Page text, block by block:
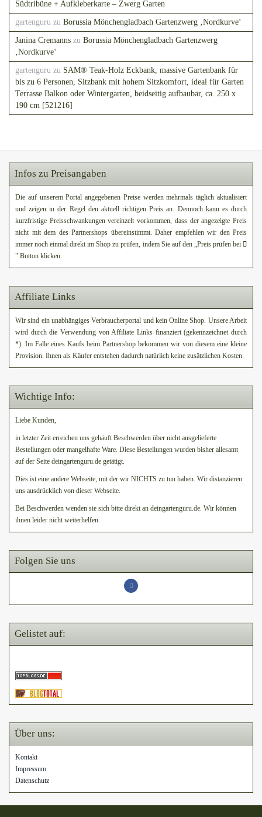
Südtribüne + Aufkleberkarte – Zwerg Garten
gartenguru zu Borussia Mönchengladbach Gartenzwerg ‚Nordkurve‘
Janina Cremanns zu Borussia Mönchengladbach Gartenzwerg
‚Nordkurve‘
gartenguru zu SAM® Teak-Holz Eckbank, massive Gartenbank für
bis zu 6 Personen, Sitzbank mit hohem Sitzkomfort, ideal für Garten
Terrasse Balkon oder Wintergarten, beidseitig aufbaubar, ca. 250 x
190 cm [521216]
Infos zu Preisangaben
Die auf unserem Portal angegebenen Preise werden mehrmals täglich aktualisiert
und zeigen in der Regel den aktuell richtigen Preis an. Dennoch kann es durch
kurzfristige Preisschwankungen vereinzelt vorkommen, dass der angezeigte Preis
nicht mit dem des Partnershops übereinstimmt. Daher empfehlen wir den Preis
immer noch einmal direkt im Shop zu prüfen, indem Sie auf den „Preis prüfen bei
" Button klicken.
Affiliate Links
Wir sind ein unabhängiges Verbraucherportal und kein Online Shop. Unsere Arbeit
wird durch die Verwendung von Affiliate Links finanziert (gekennzeichnet durch
*). Im Falle eines Kaufs beim Partnershop bekommen wir von diesem eine kleine
Provision. Ihnen als Käufer entstehen dadurch natürlich keine zusätzlichen Kosten.
Wichtige Info:
Liebe Kunden,
in letzter Zeit erreichen uns gehäuft Beschwerden über nicht ausgelieferte
Bestellungen oder mangelhafte Ware. Diese Bestellungen wurden bisher allesamt
auf der Seite deingartenguru.de getätigt.
Dies ist eine andere Webseite, mit der wir NICHTS zu tun haben. Wir distanzieren
uns ausdrücklich von dieser Webseite.
Bei Beschwerden wenden sie sich bitte direkt an deingartenguru.de. Wir können
ihnen leider nicht weiterhelfen.
Folgen Sie uns
Gelistet auf:
Über uns:
Kontakt
Impressum
Datenschutz